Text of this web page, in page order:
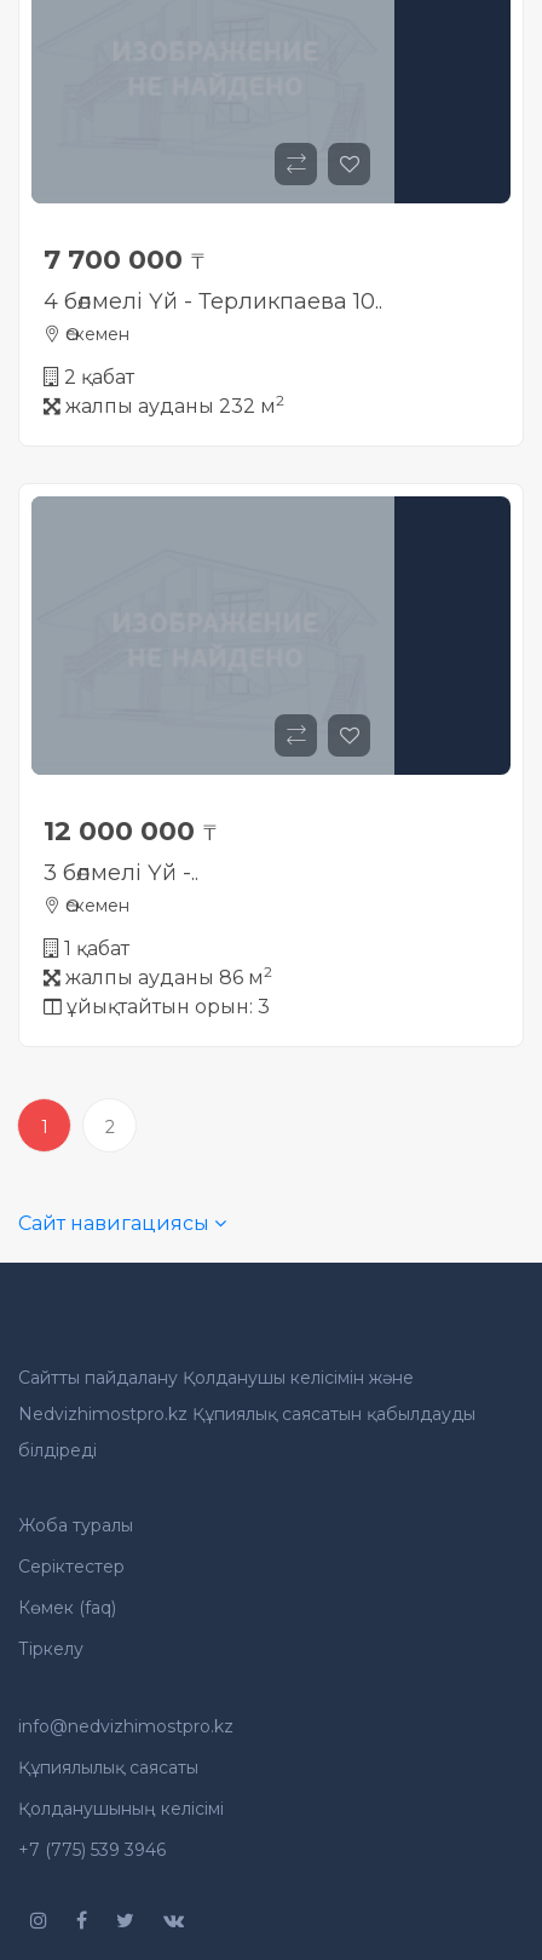
7 700 000 ₸
4 бөлмелі Үй - Терликпаева 10..
Өскемен
2 қабат
жалпы ауданы 232 м2
12 000 000 ₸
3 бөлмелі Үй -..
Өскемен
1 қабат
жалпы ауданы 86 м2
ұйықтайтын орын: 3
1 2
Сайт навигациясы
Сайтты пайдалану Қолданушы келісімін және
Nedvizhimostpro.kz Құпиялық саясатын қабылдауды
білдіреді
Жоба туралы
Серіктестер
Көмек (faq)
Тіркелу
info@nedvizhimostpro.kz
Құпиялылық саясаты
Қолданушының келісімі
+7 (775) 539 3946